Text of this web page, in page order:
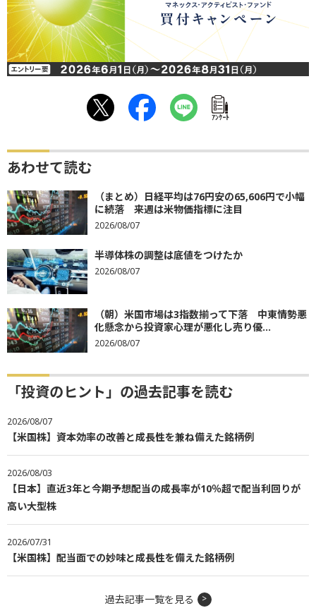
ｱﾝｹｰﾄ
あわせて読む
（まとめ）日経平均は76円安の65,606円で小幅
に続落 来週は米物価指標に注目
2026/08/07
半導体株の調整は底値をつけたか
2026/08/07
（朝）米国市場は3指数揃って下落 中東情勢悪
化懸念から投資家心理が悪化し売り優...
2026/08/07
「投資のヒント」の過去記事を読む
2026/08/07
【米国株】資本効率の改善と成長性を兼ね備えた銘柄例
2026/08/03
【日本】直近3年と今期予想配当の成長率が10％超で配当利回りが
高い大型株
2026/07/31
【米国株】配当面での妙味と成長性を備えた銘柄例
過去記事一覧を見る